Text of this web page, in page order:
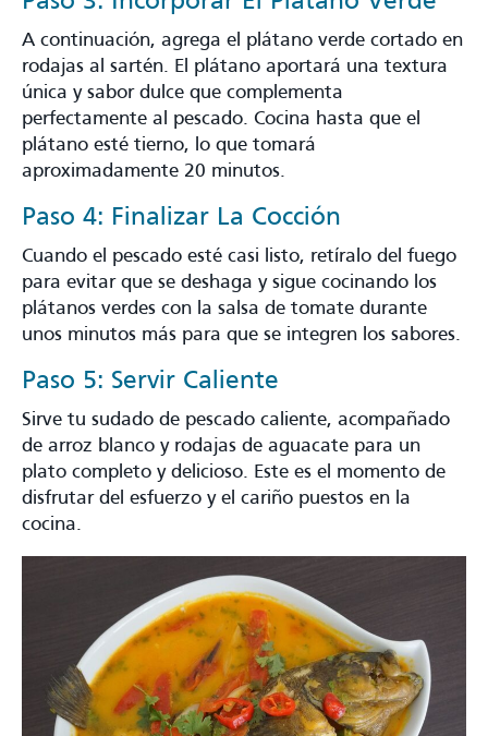
A continuación, agrega el plátano verde cortado en
rodajas al sartén. El plátano aportará una textura
única y sabor dulce que complementa
perfectamente al pescado. Cocina hasta que el
plátano esté tierno, lo que tomará
aproximadamente 20 minutos.
Paso 4: Finalizar La Cocción
Cuando el pescado esté casi listo, retíralo del fuego
para evitar que se deshaga y sigue cocinando los
plátanos verdes con la salsa de tomate durante
unos minutos más para que se integren los sabores.
Paso 5: Servir Caliente
Sirve tu sudado de pescado caliente, acompañado
de arroz blanco y rodajas de aguacate para un
plato completo y delicioso. Este es el momento de
disfrutar del esfuerzo y el cariño puestos en la
cocina.